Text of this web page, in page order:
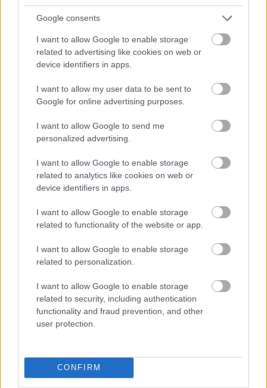
Google consents
I want to allow Google to enable storage
related to advertising like cookies on web or
device identifiers in apps.
I want to allow my user data to be sent to
Google for online advertising purposes.
I want to allow Google to send me
personalized advertising.
I want to allow Google to enable storage
related to analytics like cookies on web or
device identifiers in apps.
I want to allow Google to enable storage
related to functionality of the website or app.
I want to allow Google to enable storage
related to personalization.
I want to allow Google to enable storage
related to security, including authentication
functionality and fraud prevention, and other
user protection.
CONFIRM
Bi to lahko povrnilo
lasem? Dermatolog
razkriva novo
raziskavo
»Popsicle lips«:
ki je videti kot
otroštva
To je navada ženske,
ki je pri 45+ videti
mlajša od vrstnic:
vzdrževanje
mladostnega videza
5 barv, ki najbolje
pristajajo